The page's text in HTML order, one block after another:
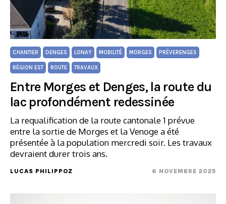
CHANTIER DENGES LONAY MOBILITÉ MORGES PRÉVERENGES
RÉGION EST ROUTE TRAVAUX
Entre Morges et Denges, la route du
lac profondément redessinée
La requalification de la route cantonale 1 prévue
entre la sortie de Morges et la Venoge a été
présentée à la population mercredi soir. Les travaux
devraient durer trois ans.
LUCAS PHILIPPOZ 6 NOVEMBRE 2025